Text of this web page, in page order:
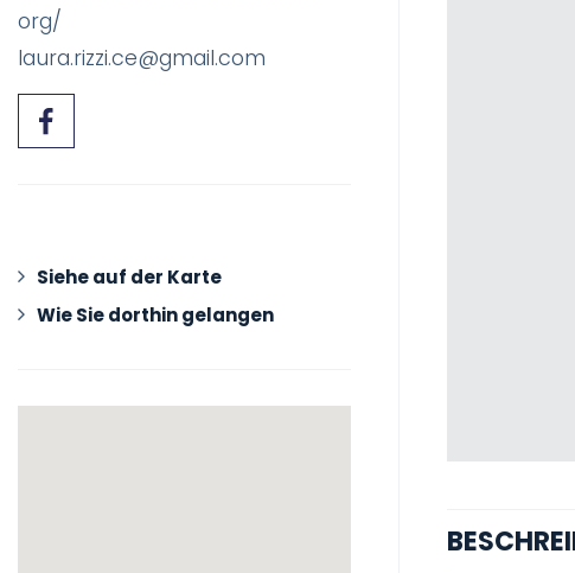
org/
laura.rizzi.ce@gmail.com
Siehe auf der Karte
Wie Sie dorthin gelangen